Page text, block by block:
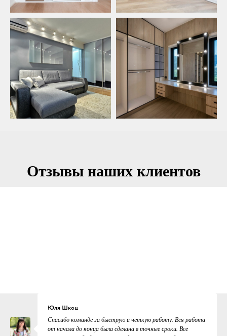
Отзывы наших клиентов
Юля Шкоц
Спасибо команде за быструю и четкую работу. Вся работа
от начала до конца была сделана в точные сроки. Все